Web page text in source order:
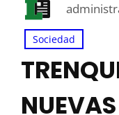
Sociedad